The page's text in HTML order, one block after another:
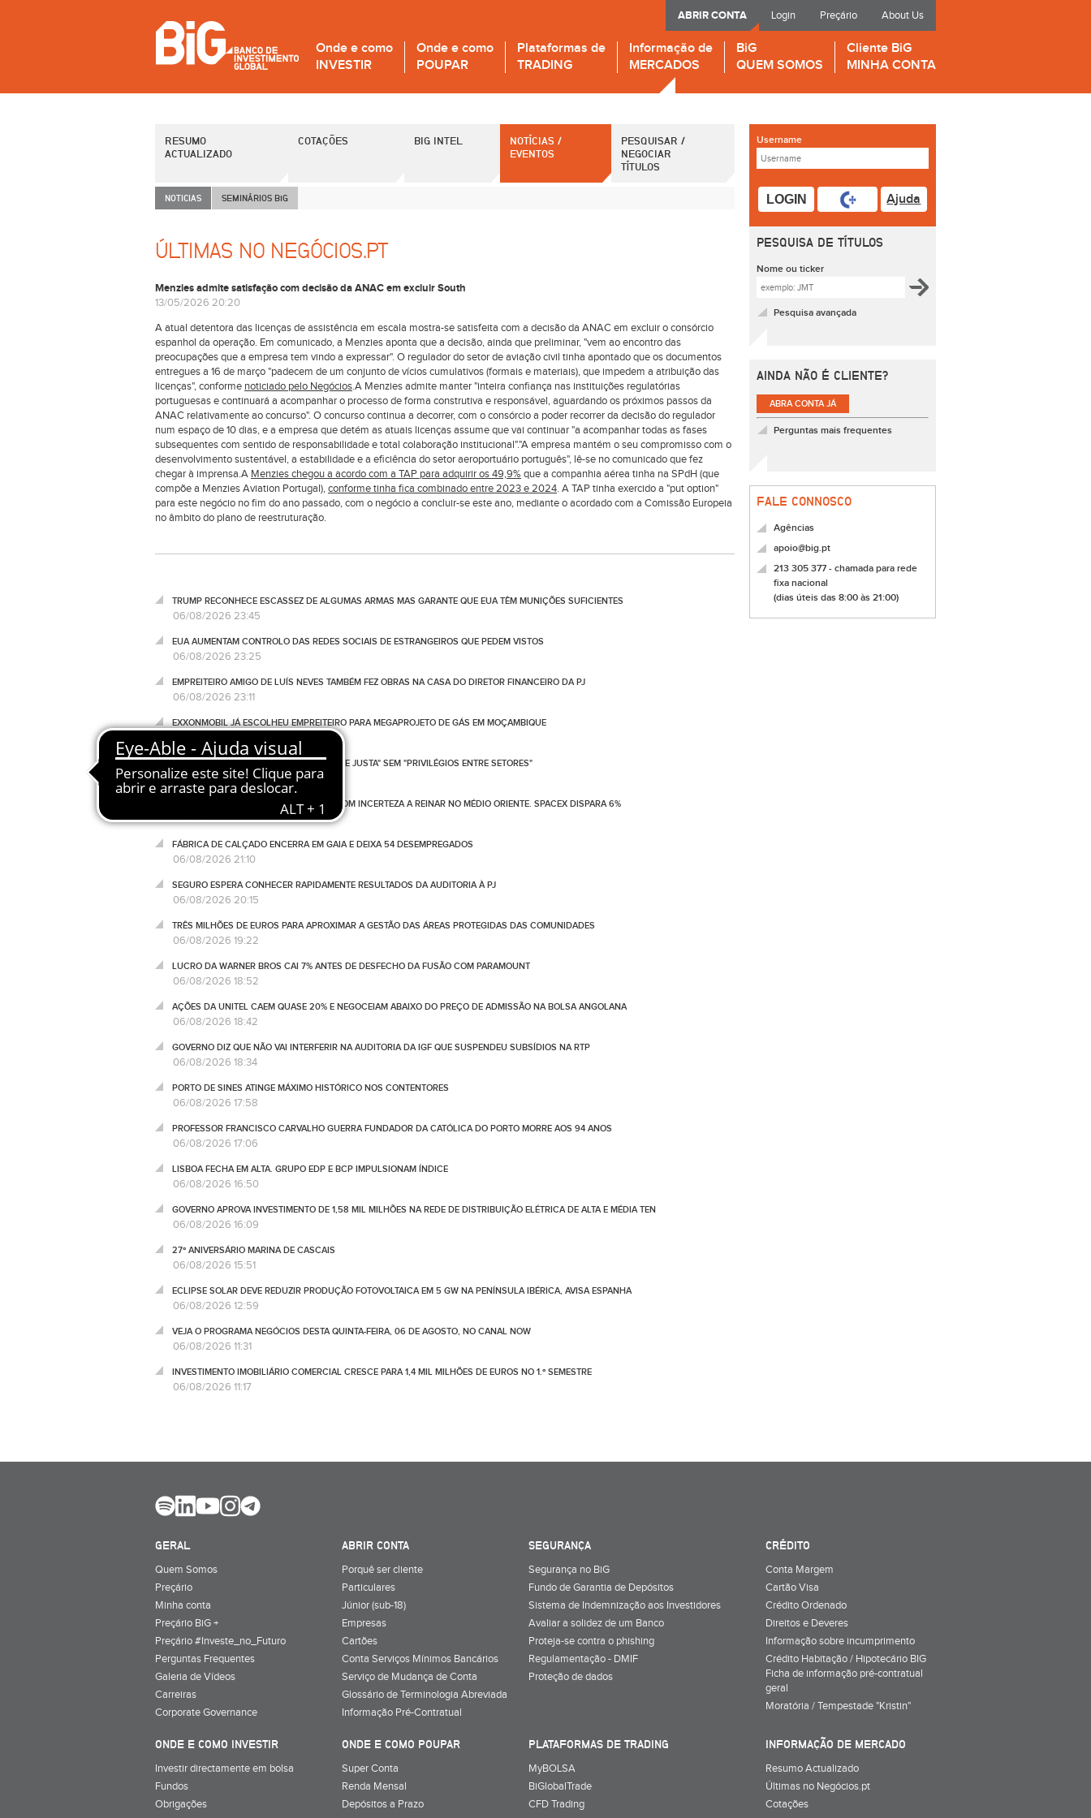
Login Preçário About Us
ABRIR CONTA
Onde e como
INVESTIR
Onde e como
POUPAR
Plataformas de
TRADING
Informação de
MERCADOS
BiG
QUEM SOMOS
Cliente BiG
MINHA CONTA
RESUMO
ACTUALIZADO
COTAÇÕES BIG INTEL
NOTÍCIAS /
EVENTOS
PESQUISAR /
NEGOCIAR
TÍTULOS
NOTICIAS SEMINÁRIOS BiG
ÚLTIMAS NO NEGÓCIOS.PT
Menzies admite satisfação com decisão da ANAC em excluir South
13/05/2026 20:20
A atual detentora das licenças de assistência em escala mostra-se satisfeita com a decisão da ANAC em excluir o consórcio
espanhol da operação. Em comunicado, a Menzies aponta que a decisão, ainda que preliminar, "vem ao encontro das
preocupações que a empresa tem vindo a expressar". O regulador do setor de aviação civil tinha apontado que os documentos
entregues a 16 de março "padecem de um conjunto de vícios cumulativos (formais e materiais), que impedem a atribuição das
licenças", conforme noticiado pelo Negócios.A Menzies admite manter "inteira confiança nas instituições regulatórias
portuguesas e continuará a acompanhar o processo de forma construtiva e responsável, aguardando os próximos passos da
ANAC relativamente ao concurso". O concurso continua a decorrer, com o consórcio a poder recorrer da decisão do regulador
num espaço de 10 dias, e a empresa que detém as atuais licenças assume que vai continuar "a acompanhar todas as fases
subsequentes com sentido de responsabilidade e total colaboração institucional"."A empresa mantém o seu compromisso com o
desenvolvimento sustentável, a estabilidade e a eficiência do setor aeroportuário português", lê-se no comunicado que fez
chegar à imprensa.A Menzies chegou a acordo com a TAP para adquirir os 49,9% que a companhia aérea tinha na SPdH (que
compõe a Menzies Aviation Portugal),conforme tinha fica combinado entre 2023 e 2024. A TAP tinha exercido a "put option"
para este negócio no fim do ano passado, com o negócio a concluir-se este ano, mediante o acordado com a Comissão Europeia
no âmbito do plano de reestruturação.
TRUMP RECONHECE ESCASSEZ DE ALGUMAS ARMAS MAS GARANTE QUE EUA TÊM MUNIÇÕES SUFICIENTES
06/08/2026 23:45
EUA AUMENTAM CONTROLO DAS REDES SOCIAIS DE ESTRANGEIROS QUE PEDEM VISTOS
06/08/2026 23:25
EMPREITEIRO AMIGO DE LUÍS NEVES TAMBÉM FEZ OBRAS NA CASA DO DIRETOR FINANCEIRO DA PJ
06/08/2026 23:11
EXXONMOBIL JÁ ESCOLHEU EMPREITEIRO PARA MEGAPROJETO DE GÁS EM MOÇAMBIQUE
ASSOCIAÇÃO DE TVDE PEDE "MOBILIDADE JUSTA" SEM "PRIVILÉGIOS ENTRE SETORES"
06/08/2026 22:43
WALL STREET AFASTA-SE DE MÁXIMOS COM INCERTEZA A REINAR NO MÉDIO ORIENTE. SPACEX DISPARA 6%
06/08/2026 21:14
FÁBRICA DE CALÇADO ENCERRA EM GAIA E DEIXA 54 DESEMPREGADOS
06/08/2026 21:10
SEGURO ESPERA CONHECER RAPIDAMENTE RESULTADOS DA AUDITORIA À PJ
06/08/2026 20:15
TRÊS MILHÕES DE EUROS PARA APROXIMAR A GESTÃO DAS ÁREAS PROTEGIDAS DAS COMUNIDADES
06/08/2026 19:22
LUCRO DA WARNER BROS CAI 7% ANTES DE DESFECHO DA FUSÃO COM PARAMOUNT
06/08/2026 18:52
AÇÕES DA UNITEL CAEM QUASE 20% E NEGOCEIAM ABAIXO DO PREÇO DE ADMISSÃO NA BOLSA ANGOLANA
06/08/2026 18:42
GOVERNO DIZ QUE NÃO VAI INTERFERIR NA AUDITORIA DA IGF QUE SUSPENDEU SUBSÍDIOS NA RTP
06/08/2026 18:34
PORTO DE SINES ATINGE MÁXIMO HISTÓRICO NOS CONTENTORES
06/08/2026 17:58
PROFESSOR FRANCISCO CARVALHO GUERRA FUNDADOR DA CATÓLICA DO PORTO MORRE AOS 94 ANOS
06/08/2026 17:06
LISBOA FECHA EM ALTA. GRUPO EDP E BCP IMPULSIONAM ÍNDICE
06/08/2026 16:50
GOVERNO APROVA INVESTIMENTO DE 1,58 MIL MILHÕES NA REDE DE DISTRIBUIÇÃO ELÉTRICA DE ALTA E MÉDIA TEN
06/08/2026 16:09
27º ANIVERSÁRIO MARINA DE CASCAIS
06/08/2026 15:51
ECLIPSE SOLAR DEVE REDUZIR PRODUÇÃO FOTOVOLTAICA EM 5 GW NA PENÍNSULA IBÉRICA, AVISA ESPANHA
06/08/2026 12:59
VEJA O PROGRAMA NEGÓCIOS DESTA QUINTA-FEIRA, 06 DE AGOSTO, NO CANAL NOW
06/08/2026 11:31
INVESTIMENTO IMOBILIÁRIO COMERCIAL CRESCE PARA 1,4 MIL MILHÕES DE EUROS NO 1.º SEMESTRE
06/08/2026 11:17
Username
LOGIN Ajuda
PESQUISA DE TÍTULOS
Nome ou ticker
Pesquisa avançada
AINDA NÃO É CLIENTE?
ABRA CONTA JÁ
Perguntas mais frequentes
FALE CONNOSCO
Agências
apoio@big.pt
213 305 377 - chamada para rede
fixa nacional
(dias úteis das 8:00 às 21:00)
GERAL
Quem Somos
Preçário
Minha conta
Preçário BiG +
Preçário #Investe_no_Futuro
Perguntas Frequentes
Galeria de Vídeos
Carreiras
Corporate Governance
ABRIR CONTA
Porquê ser cliente
Particulares
Júnior (sub-18)
Empresas
Cartões
Conta Serviços Mínimos Bancários
Serviço de Mudança de Conta
Glossário de Terminologia Abreviada
Informação Pré-Contratual
SEGURANÇA
Segurança no BiG
Fundo de Garantia de Depósitos
Sistema de Indemnização aos Investidores
Avaliar a solidez de um Banco
Proteja-se contra o phishing
Regulamentação - DMIF
Proteção de dados
CRÉDITO
Conta Margem
Cartão Visa
Crédito Ordenado
Direitos e Deveres
Informação sobre incumprimento
Crédito Habitação / Hipotecário BIG
Ficha de informação pré-contratual
geral
Moratória / Tempestade "Kristin"
ONDE E COMO INVESTIR
Investir directamente em bolsa
Fundos
Obrigações
ONDE E COMO POUPAR
Super Conta
Renda Mensal
Depósitos a Prazo
PLATAFORMAS DE TRADING
MyBOLSA
BiGlobalTrade
CFD Trading
INFORMAÇÃO DE MERCADO
Resumo Actualizado
Últimas no Negócios.pt
Cotações